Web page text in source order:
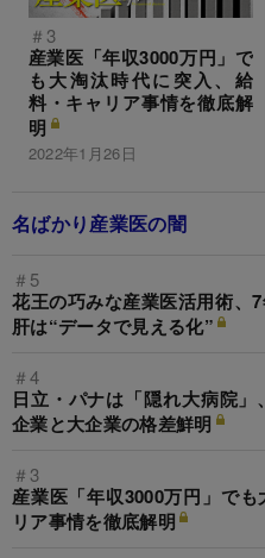
＃3
産業医「年収3000万円」で
も大淘汰時代に突入、給
料・キャリア事情を徹底解
明
2022年1月26日
名ばかり産業医の闇
＃5
花王の巧みな産業医活用術、
肝は“データで見える化”
＃4
日立・パナは「隠れ大病院
企業と大企業の格差鮮明
＃3
産業医「年収3000万円」で
リア事情を徹底解明